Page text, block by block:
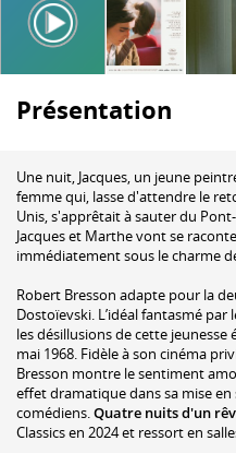
Présentation
Une nuit, Jacques, un jeune
femme qui, lasse d'attendre le
Unis, s'apprêtait à sauter du
Jacques et Marthe vont se
immédiatement sous le charme
Robert Bresson adapte pour la
Dostoïevski. L’idéal fantasmé par
les désillusions de cette
mai 1968. Fidèle à son cinéma
Bresson montre le sentiment
effet dramatique dans sa mise en
comédiens.Quatre nuits d'un
Classics en 2024 et ressort en